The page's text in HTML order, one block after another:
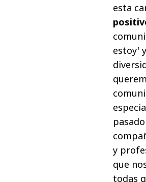
esta
estoy'
y
que
todas